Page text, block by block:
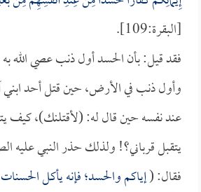
[البقرة:109].
فقد قيل: بأن الحسد أول ذنب عصي الله
وأول ذنب في الأرض، حين قتل أحد
عند نفسه حين قال له: (لأقتلنك)، كيف
يتقبل قرباني؟! ولذلك حذر النبي عليه
فقال: (إياكم والحسد؛ فإنه يأكل